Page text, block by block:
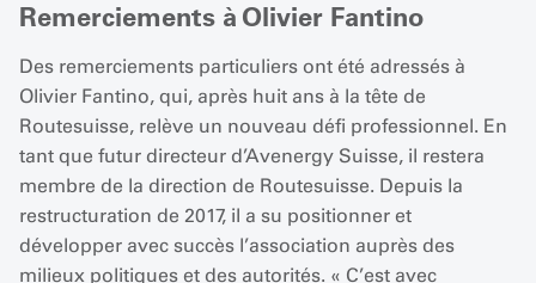
Remerciements à Olivier Fantino
Des remerciements particuliers ont été adressés à
Olivier Fantino, qui, après huit ans à la tête de
Routesuisse, relève un nouveau défi professionnel. En
tant que futur directeur d’Avenergy Suisse, il restera
membre de la direction de Routesuisse. Depuis la
restructuration de 2017, il a su positionner et
développer avec succès l’association auprès des
milieux politiques et des autorités. « C’est avec